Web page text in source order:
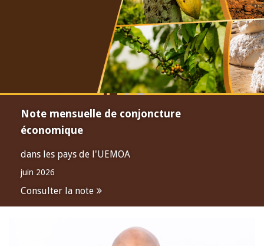
Note mensuelle de conjoncture
économique
dans les pays de l'UEMOA
juin 2026
Consulter la note